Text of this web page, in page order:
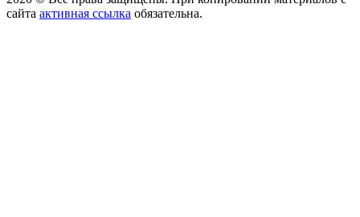
сайта активная ссылка обязательна.